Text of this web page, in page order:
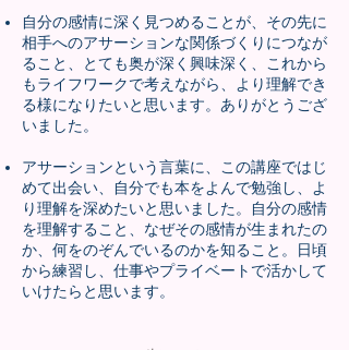
自分の感情に深く見つめることが、その先に
相手へのアサーションな関係づくりにつなが
ること、とても奥が深く興味深く、これから
もライフワークで考えながら、より理解でき
る様になりたいと思います。ありがとうござ
いました。
アサーションという言葉に、この講座ではじ
めて出会い、自分でも本をよんで勉強し、よ
り理解を深めたいと思いました。自分の感情
を理解すること、なぜその感情が生まれたの
か、何をのぞんでいるのかを知ること。日頃
から練習し、仕事やプライベートで活かして
いけたらと思います。